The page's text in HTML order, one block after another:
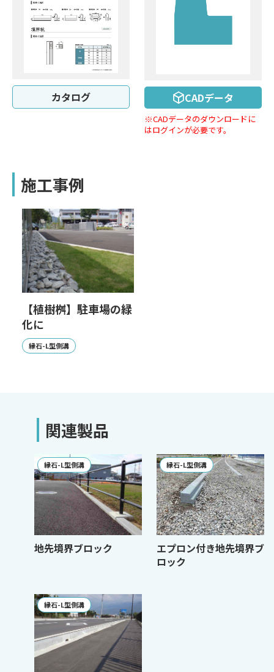
カタログ CADデータ
※CADデータのダウンロードに
はログインが必要です。
施工事例
【植樹桝】駐車場の緑
化に
縁石-L型側溝
関連製品
地先境界ブロック
縁石-L型側溝
エプロン付き地先境界ブ
ロック
縁石-L型側溝
縁石-L型側溝